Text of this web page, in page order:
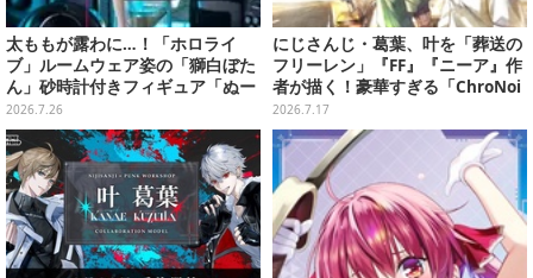
太ももが露わに…！「ホロライ
ブ」ルームウェア姿の「獅白ぼた
ん」砂時計付きフィギュア「ぬー
ストプラス」がプライズ展開
2026.7.26
にじさんじ・葛葉、叶を「葬送の
フリーレン」『FF』『ニーア』作
者が描く！豪華すぎる「ChroNoi
R」8周年イラストが公開
2026.7.17